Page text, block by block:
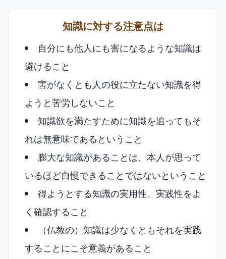
知識に対する注意点は
自分にも他人にも害になるような知識は
避けること
害がなくとも人の役に立たない知識を得
ようと苦労しないこと
知識欲を満たすために知識を追ってもそ
れは無意味であるということ
膨大な知識があることは、本人が思って
いるほど自慢できることではないということ
得ようとする知識の実用性、実践性をよ
く確認すること
（仏教の）知識は少なくともそれを実践
することにこそ意義があること